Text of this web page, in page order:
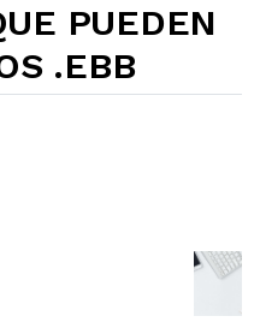
PUEDEN
.EBB